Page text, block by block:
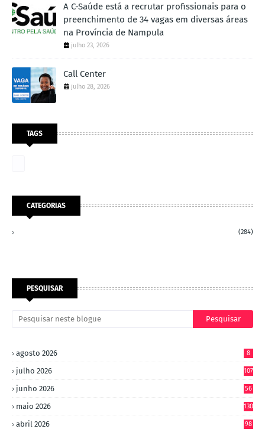
A C-Saúde está a recrutar profissionais para o
preenchimento de 34 vagas em diversas áreas
na Província de Nampula
julho 23, 2026
Call Center
julho 28, 2026
TAGS
CATEGORIAS
(284)
PESQUISAR
agosto 2026 8
julho 2026 107
junho 2026 56
maio 2026 130
abril 2026 98